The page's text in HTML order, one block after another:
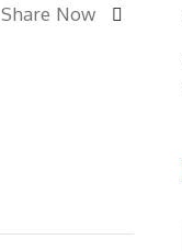
Share Now